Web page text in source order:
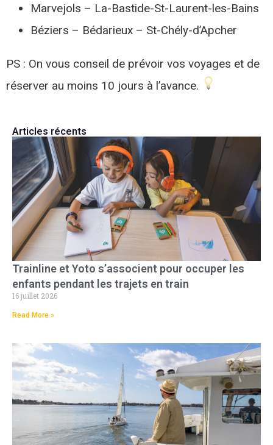
Marvejols – La-Bastide-St-Laurent-les-Bains
Béziers – Bédarieux – St-Chély-d’Apcher
PS : On vous conseil de prévoir vos voyages et de
réserver au moins 10 jours à l’avance.
Articles récents
Trainline et Yoto s’associent pour occuper les
enfants pendant les trajets en train
16 juillet 2026
Read More »